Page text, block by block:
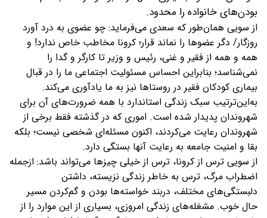
بودن‌های خانواده را محدود.
از سویی همان‌طور که سعدی می‌فرماید: چو عضوی به درد آورد
روزگار/ دگر عضوها را نماند قرار؛ کرونا مخاطب خاص ندارد! و
همه و همه از فقیر و غنی، رئیس و وزیر تا کارگر و گدا را
نمی‌شناسد؛ بنابراین احساس مسئولیت اجتماعی ما را در قبال
بیماری کودکان فقیر در روستاها نیز به ما یادآوری می‌کند.
به‌این‌ترتیب سبک زندگی استاندارد با همه ضرورت‌های آن برای
شهروندان پدیدار شده است. اموری که در گذشته فقط برخی از
شهروندان رعایت می‌کردند، اکنون مسئله‌ای شخصی نیست؛ بلکه
بقا و امنیت جامعه به رعایت آنها بستگی دارد.
از سویی ترس از کرونا، ترس از خیلی چیزها می‌‌تواند باشد: ازجمله
اضطراب مرگ، ترس به خاطر زندگی نزیسته، داشتن
دلبستگی‌های مختلف، دربند خواسته‌ها بودن و گم‌کردن مسیر
حال خوب. مشغله‌های زندگی امروزی، بسیاری از این موارد را از